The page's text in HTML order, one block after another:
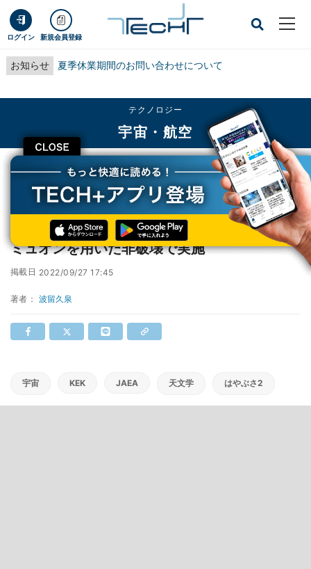
ログイン 新規会員登録
お知らせ 夏季休業期間のお問い合わせについて
CLOSE
テクノロジー
宇宙・航空
TECH+ テクノロジー
宇宙・航空
KEKなど、リュウグウ粒子の構成元素分析をミュオンを用いた非破壊で実施
KEKなど、リュウグウ粒子の構成元素分析を
ミュオンを用いた非破壊で実施
掲載日 2022/09/27 17:45
著者： 波留久泉
宇宙 KEK JAEA 天文学 はやぶさ2